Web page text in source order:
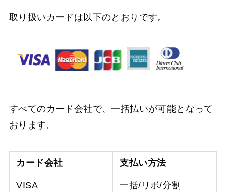
取り扱いカードは以下のとおりです。
すべてのカード会社で、一括払いが可能となって
おります。
カード会社 支払い方法
VISA
一括/リボ/分割